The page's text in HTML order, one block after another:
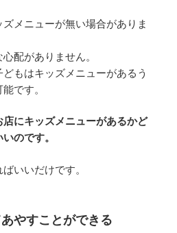
メニューが無い場合がありま
配がありません。
もはキッズメニューがあるう
です。
にキッズメニューがあるかど
のです。
いいだけです。
やすことができる